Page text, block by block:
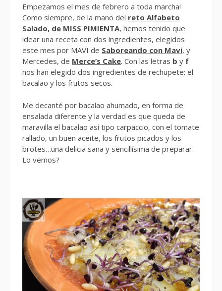
Empezamos el mes de febrero a toda marcha!
Como siempre, de la mano del reto Alfabeto
Salado, de MISS PIMIENTA, hemos tenido que
idear una receta con dos ingredientes, elegidos
este mes por MAVI de Saboreando con Mavi, y
Mercedes, de Merce’s Cake. Con las letras b y f
nos han elegido dos ingredientes de rechupete: el
bacalao y los frutos secos.
Me decanté por bacalao ahumado, en forma de
ensalada diferente y la verdad es que queda de
maravilla el bacalao así tipo carpaccio, con el tomate
rallado, un buen aceite, los frutos picados y los
brotes…una delicia sana y sencillísima de preparar.
Lo vemos?